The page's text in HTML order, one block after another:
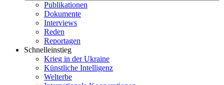
Publikationen
Dokumente
Interviews
Reden
Reportagen
Schnelleinstieg
Krieg in der Ukraine
Künstliche Intelligenz
Welterbe